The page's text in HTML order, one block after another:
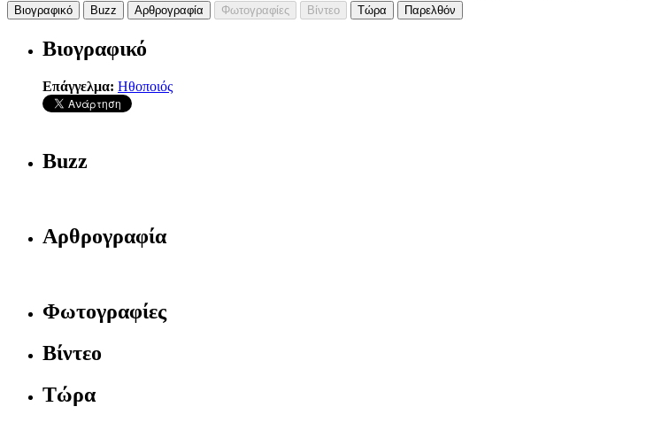
Βιογραφικό Buzz Αρθρογραφία Φωτογραφίες Βίντεο Τώρα Παρελθόν
Βιογραφικό
Επάγγελμα: Ηθοποιός
Buzz
Αρθρογραφία
Φωτογραφίες
Βίντεο
Τώρα